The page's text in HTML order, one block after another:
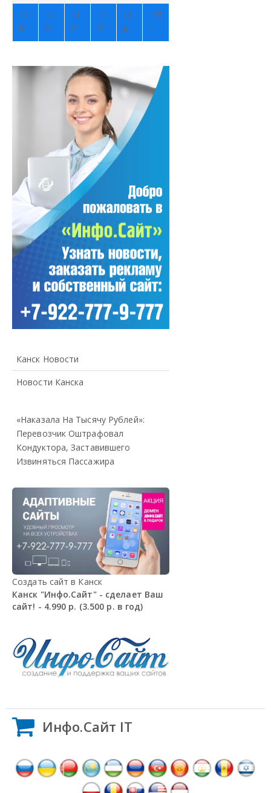
+1
5°
+1
6°
+1
7°
+1
7°
+1
6°
+15
°
Канск Новости
Новости Канска
«Наказала На Тысячу Рублей»:
Перевозчик Оштрафовал
Кондуктора, Заставившего
Извиняться Пассажира
Создать сайт в Канск
Канск "Инфо.Сайт" - сделает Ваш
сайт! - 4.990 р. (3.500 р. в год)
Инфо.Сайт IT